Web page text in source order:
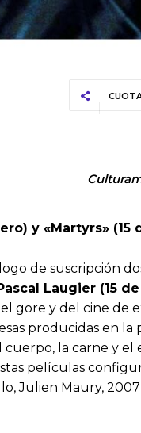
y «Martyrs»
de suscripción
Laugier (15
gore y del cine
producidas en
la carne y
películas
Julien Maury,